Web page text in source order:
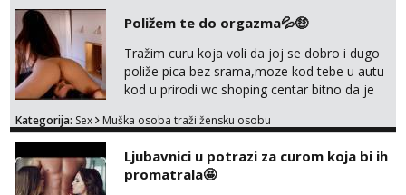
Poližem te do orgazma💦🤑
Tražim curu koja voli da joj se dobro i dugo
poliže pica bez srama,moze kod tebe u autu
kod u prirodi wc shoping centar bitno da je
jer nisam solo. Zgodan sam i diskretan,sliku
za brz dogovor Kontakt 0958759047
Kategorija: Sex Muška osoba traži žensku osobu
Ljubavnici u potrazi za curom koja bi ih
promatrala🤩